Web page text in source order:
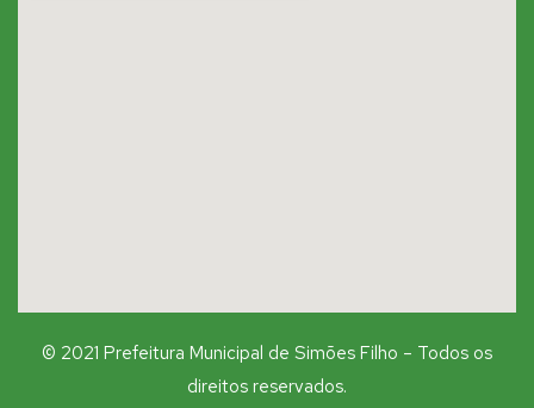
© 2021 Prefeitura Municipal de Simões Filho – Todos os
direitos reservados.